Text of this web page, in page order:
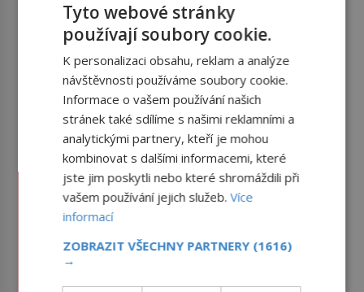
Tyto webové stránky
používají soubory cookie.
K personalizaci obsahu, reklam a analýze
návštěvnosti používáme soubory cookie.
Informace o vašem používání našich
stránek také sdílíme s našimi reklamními a
analytickými partnery, kteří je mohou
kombinovat s dalšími informacemi, které
jste jim poskytli nebo které shromáždili při
vašem používání jejich služeb.Více
informací
ZOBRAZIT VŠECHNY PARTNERY (1616)
→